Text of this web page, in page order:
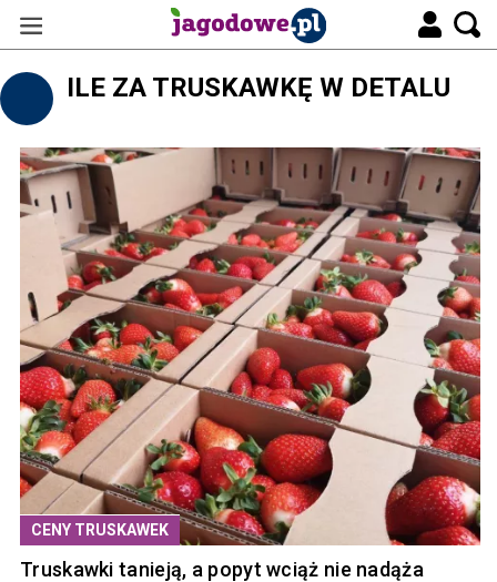
ILE ZA TRUSKAWKĘ W DETALU
CENY TRUSKAWEK
Truskawki tanieją, a popyt wciąż nie nadąża